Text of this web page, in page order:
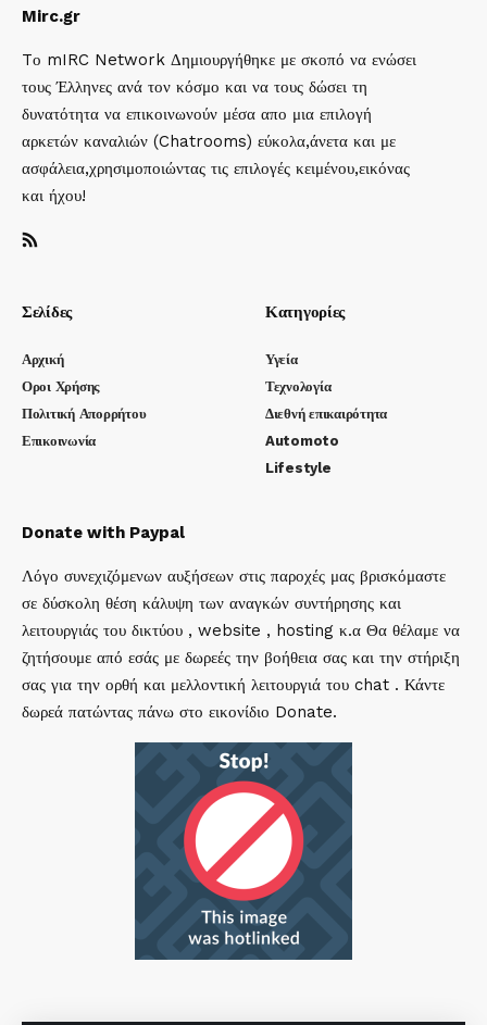
Mirc.gr
Tο mIRC Network Δημιουργήθηκε με σκοπό να ενώσει
τους Έλληνες ανά τον κόσμο και να τους δώσει τη
δυνατότητα να επικοινωνούν μέσα απο μια επιλογή
αρκετών καναλιών (Chatrooms) εύκολα,άνετα και με
ασφάλεια,χρησιμοποιώντας τις επιλογές κειμένου,εικόνας
και ήχου!
Σελίδες
Αρχική
Οροι Χρήσης
Πολιτική Απορρήτου
Επικοινωνία
Κατηγορίες
Υγεία
Τεχνολογία
Διεθνή επικαιρότητα
Automoto
Lifestyle
Donate with Paypal
Λόγο συνεχιζόμενων αυξήσεων στις παροχές μας βρισκόμαστε
σε δύσκολη θέση κάλυψη των αναγκών συντήρησης και
λειτουργιάς του δικτύου , website , hosting κ.α Θα θέλαμε να
ζητήσουμε από εσάς με δωρεές την βοήθεια σας και την στήριξη
σας για την ορθή και μελλοντική λειτουργιά του chat . Κάντε
δωρεά πατώντας πάνω στο εικονίδιο Donate.